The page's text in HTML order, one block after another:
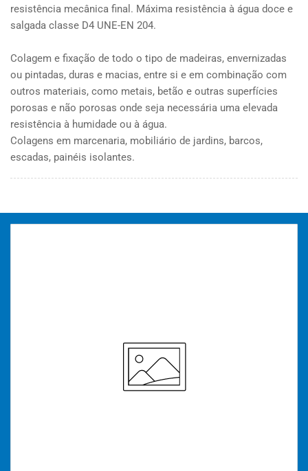
32
32
resistência mecânica final. Máxima resistência à água doce e
salgada classe D4 UNE-EN 204.
Colagem e fixação de todo o tipo de madeiras, envernizadas
ou pintadas, duras e macias, entre si e em combinação com
outros materiais, como metais, betão e outras superfícies
porosas e não porosas onde seja necessária uma elevada
resistência à humidade ou à água.
Colagens em marcenaria, mobiliário de jardins, barcos,
escadas, painéis isolantes.